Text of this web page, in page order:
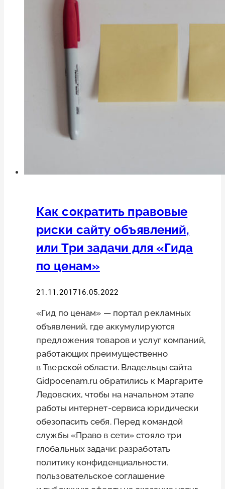
Как сократить правовые
риски сайту объявлений,
или Три задачи для «Гида
по ценам»
21.11.201716.05.2022
«Гид по ценам» — портал рекламных
объявлений, где аккумулируются
предложения товаров и услуг компаний,
работающих преимущественно
в Тверской области. Владельцы сайта
Gidpocenam.ru обратились к Маргарите
Ледовских, чтобы на начальном этапе
работы интернет-сервиса юридически
обезопасить себя. Перед командой
службы «Право в сети» стояло три
глобальных задачи: разработать
политику конфиденциальности,
пользовательское соглашение